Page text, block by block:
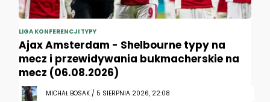
LIGA KONFERENCJI TYPY
Ajax Amsterdam - Shelbourne typy na
mecz i przewidywania bukmacherskie na
mecz (06.08.2026)
MICHAŁ BOSAK / 5 SIERPNIA 2026, 22:08